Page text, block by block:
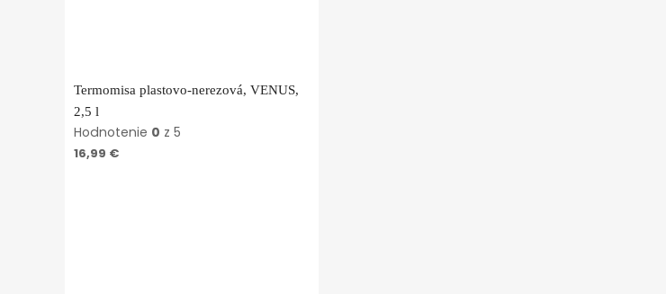
Termomisa plastovo-nerezová, VENUS,
2,5 l
Hodnotenie 0 z 5
16,99 €